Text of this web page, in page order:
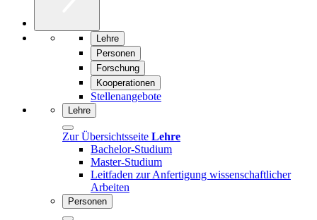
Lehre
Personen
Forschung
Kooperationen
Stellenangebote
Lehre
Zur Übersichtsseite Lehre
Bachelor-Studium
Master-Studium
Leitfaden zur Anfertigung wissenschaftlicher
Arbeiten
Personen